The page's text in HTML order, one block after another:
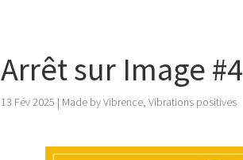
Arrêt sur Image #4
13 Fév 2025 | Made by Vibrence, Vibrations positives